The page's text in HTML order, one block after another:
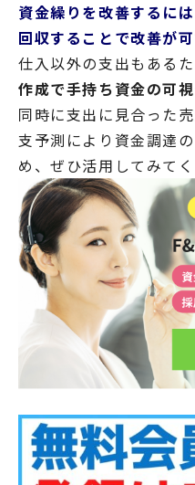
資金繰りを改善するに
回収することで改善が
仕入以外の支出もあるた
作成で手持ち資金の可
同時に支出に見合った
支予測により資金調達
め、ぜひ活用してみてく